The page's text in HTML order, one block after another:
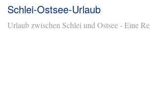
Schlei-Ostsee-Urlaub
Urlaub zwischen Schlei und Ostsee - Eine